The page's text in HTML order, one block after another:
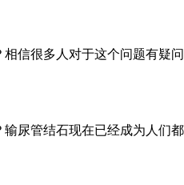
信很多人对于这个问题有疑
尿管结石现在已经成为人们